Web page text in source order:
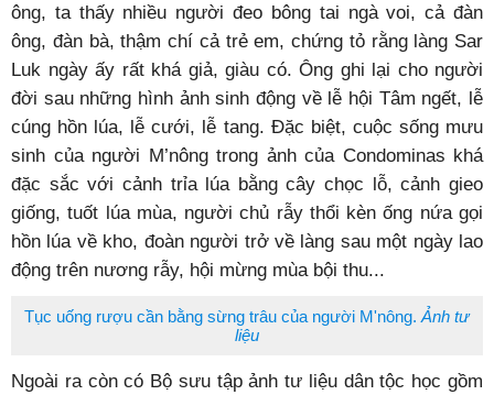
ông, ta thấy nhiều người đeo bông tai ngà voi, cả đàn
ông, đàn bà, thậm chí cả trẻ em, chứng tỏ rằng làng Sar
Luk ngày ấy rất khá giả, giàu có. Ông ghi lại cho người
đời sau những hình ảnh sinh động về lễ hội Tâm ngết, lễ
cúng hồn lúa, lễ cưới, lễ tang. Đặc biệt, cuộc sống mưu
sinh của người M’nông trong ảnh của Condominas khá
đặc sắc với cảnh trỉa lúa bằng cây chọc lỗ, cảnh gieo
giống, tuốt lúa mùa, người chủ rẫy thổi kèn ống nứa gọi
hồn lúa về kho, đoàn người trở về làng sau một ngày lao
động trên nương rẫy, hội mừng mùa bội thu...
Tục uống rượu cần bằng sừng trâu của người M'nông. Ảnh tư
liệu
Ngoài ra còn có Bộ sưu tập ảnh tư liệu dân tộc học gồm